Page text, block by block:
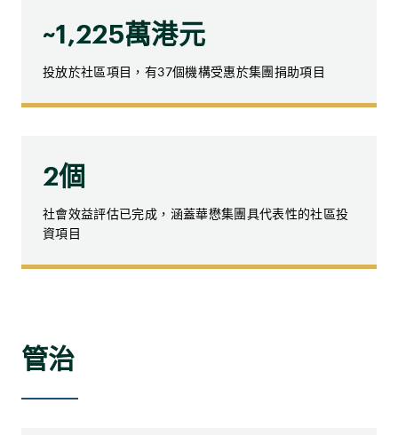
~1,225萬港元
投放於社區項目，有37個機構受惠於集團捐助項目
2個
社會效益評估已完成，涵蓋華懋集團具代表性的社區投
資項目
管治